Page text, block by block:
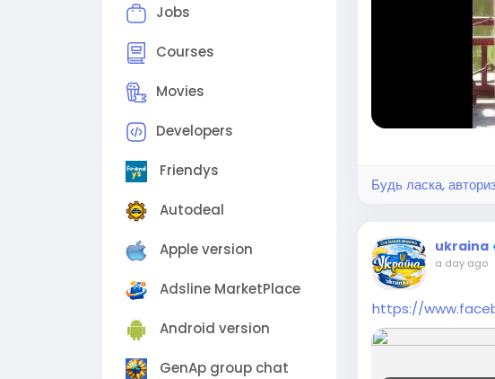
Jobs
Courses
Movies
Developers
Friendys
Autodeal
Apple version
Adsline MarketPlace
Android version
GenAp group chat
⭐️ Відберіть
исніть, якщо
tfo9a7rz!
#мода #стиль
вчина #жінка
Будь ласка,
ukraina
a day ago
https://